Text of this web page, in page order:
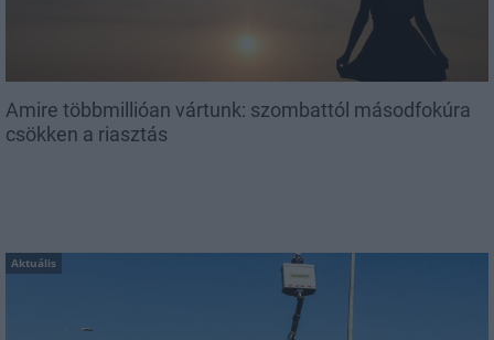
Amire többmillióan vártunk: szombattól másodfokúra
csökken a riasztás
Aktuális